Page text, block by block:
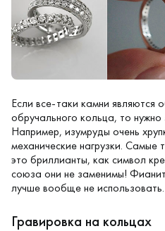
Если все-таки камни являются
обручального кольца, то нужно
Например, изумруды очень
механические нагрузки. Самые
это бриллианты, как символ
союза они не заменимы!
лучше вообще не использовать.
Гравировка на кольцах